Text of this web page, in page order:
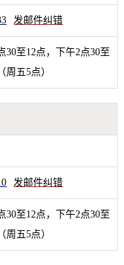
发邮件纠错
30至12点，下午2点30至
周五5点）
发邮件纠错
30至12点，下午2点30至
周五5点）